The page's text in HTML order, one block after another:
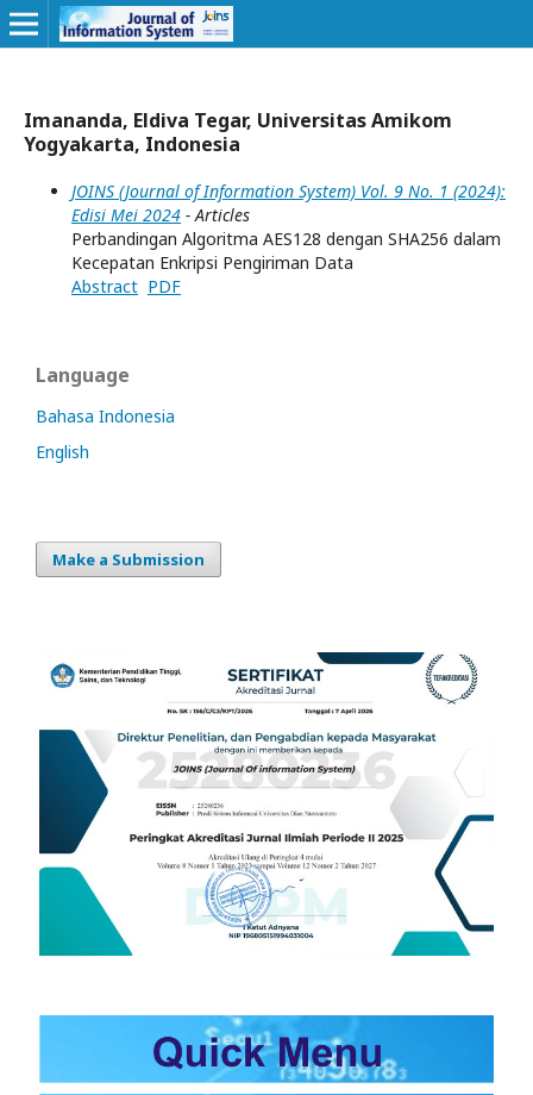
Imananda, Eldiva Tegar, Universitas Amikom
Yogyakarta, Indonesia
JOINS (Journal of Information System) Vol. 9 No. 1 (2024):
Edisi Mei 2024 - Articles
Perbandingan Algoritma AES128 dengan SHA256 dalam
Kecepatan Enkripsi Pengiriman Data
Abstract PDF
Language
Bahasa Indonesia
English
Make a Submission